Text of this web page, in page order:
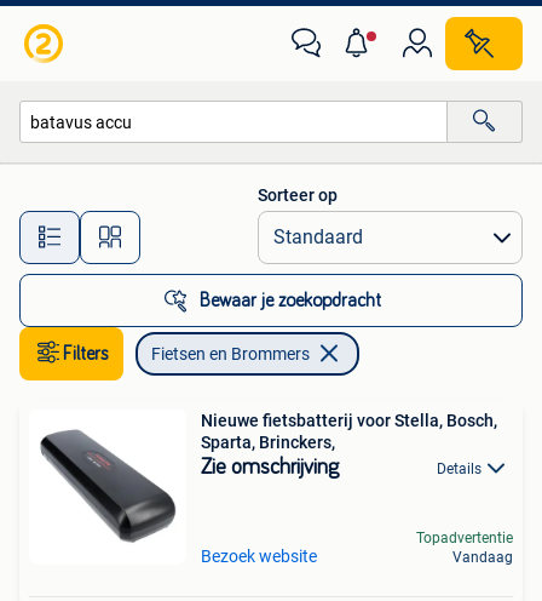
Alle afstanden…
Sorteer op
Bewaar je zoekopdracht
Filters Fietsen en Brommers
Nieuwe fietsbatterij voor Stella, Bosch,
Sparta, Brinckers,
Zie omschrijving Details
Bezoek website
Topadvertentie
Vandaag